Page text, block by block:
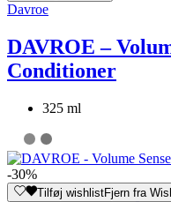
Davroe
DAVROE –
Conditioner
325 ml
-30%
Tilføj wishlistFjern fra